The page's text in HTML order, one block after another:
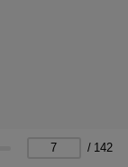
/ 142